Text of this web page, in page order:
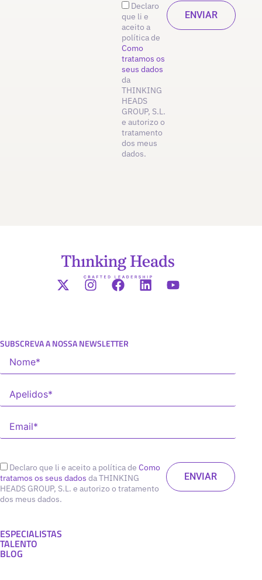
Declaro
que li e
aceito a
política de
Como
tratamos os
seus dados
da
THINKING
HEADS
GROUP, S.L.
e autorizo o
tratamento
dos meus
dados.
SUBSCREVA A NOSSA NEWSLETTER
Declaro que li e aceito a política de Como
tratamos os seus dados da THINKING
HEADS GROUP, S.L. e autorizo o tratamento
dos meus dados.
ESPECIALISTAS
TALENTO
BLOG